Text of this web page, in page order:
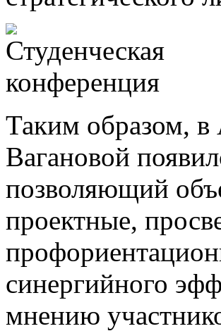
Таким образом, в
Вагановой
позволяющий
проектные,
синергийного
мнению